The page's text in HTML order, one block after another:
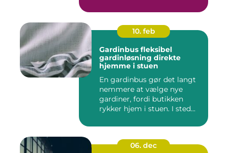
10. feb
Gardinbus fleksibel
gardinløsning direkte
hjemme i stuen
En gardinbus gør det langt
nemmere at vælge nye
gardiner, fordi butikken
rykker hjem i stuen. I sted...
06. dec